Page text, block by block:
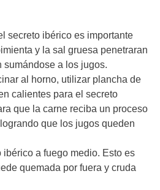
secreto ibérico es importante
y la sal gruesa penetraran
sumándose a los jugos.
al horno, utilizar plancha de
calientes para el secreto
que la carne reciba un proceso
logrando que los jugos queden
ibérico a fuego medio. Esto es
quemada por fuera y cruda